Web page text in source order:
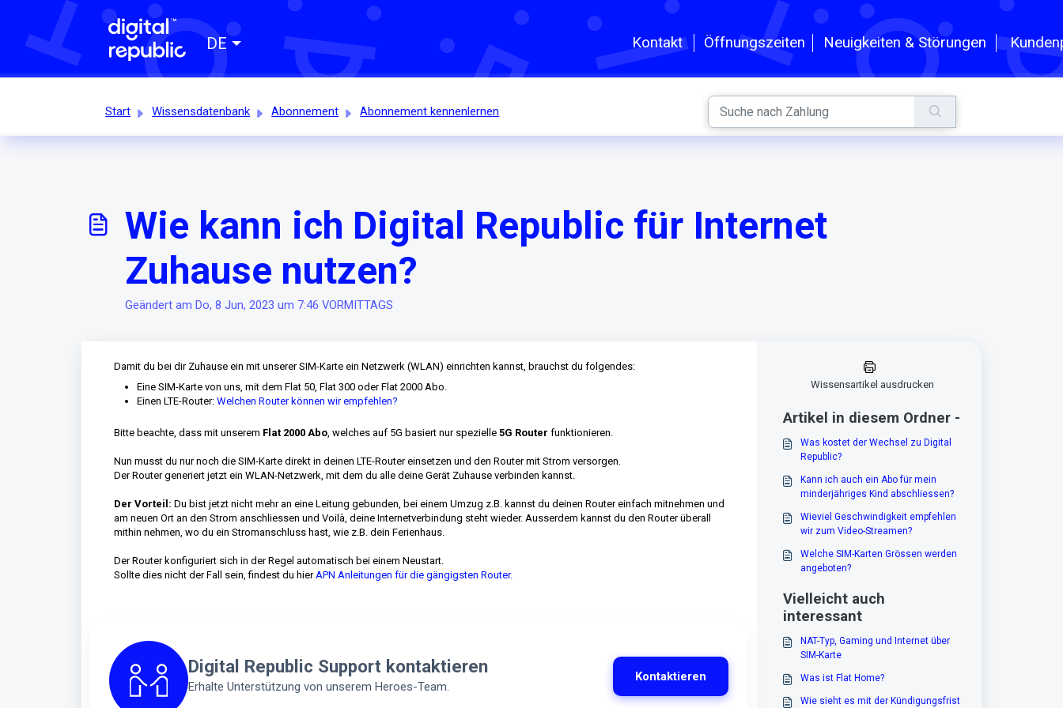
Zum hauptsächlichen Inhalt gehen
Kontakt Öffnungszeiten Neuigkeiten & Störungen
DE
Start Wissensdatenbank Abonnement Abonnement kennenlernen
Wie kann ich Digital Republic für Internet
Zuhause nutzen?
Geändert am Do, 8 Jun, 2023 um 7:46 VORMITTAGS
Damit du bei dir Zuhause ein mit unserer SIM-Karte ein Netzwerk (WLAN) einrichten kannst, brauchst du folgendes:
Eine SIM-Karte von uns, mit dem Flat 50, Flat 300 oder Flat 2000 Abo.
Einen LTE-Router:Welchen Router können wir empfehlen?
Bitte beachte, dass mit unserem Flat 2000 Abo, welches auf 5G basiert nur spezielle 5G Router funktionieren.
Nun musst du nur noch die SIM-Karte direkt in deinen LTE-Router einsetzen und den Router mit Strom versorgen.
Der Router generiert jetzt ein WLAN-Netzwerk, mit dem du alle deine Gerät Zuhause verbinden kannst.
Der Vorteil: Du bist jetzt nicht mehr an eine Leitung gebunden, bei einem Umzug z.B. kannst du deinen Router einfach mitnehmen und
am neuen Ort an den Strom anschliessen und Voilà, deine Internetverbindung steht wieder. Ausserdem kannst du den Router überall
mithin nehmen, wo du ein Stromanschluss hast, wie z.B. dein Ferienhaus.
Der Router konfiguriert sich in der Regel automatisch bei einem Neustart.
Sollte dies nicht der Fall sein, findest du hier APN Anleitungen für die gängigsten Router.
Digital Republic Support kontaktieren
Erhalte Unterstützung von unserem Heroes-Team.
Kontaktieren
Wissensartikel ausdrucken
Artikel in diesem Ordner -
Was kostet der Wechsel zu Digital
Republic?
Kann ich auch ein Abo für mein
minderjähriges Kind abschliessen?
Wieviel Geschwindigkeit empfehlen
wir zum Video-Streamen?
Welche SIM-Karten Grössen werden
angeboten?
Vielleicht auch
interessant
NAT-Typ, Gaming und Internet über
SIM-Karte
Was ist Flat Home?
Wie sieht es mit der Kündigungsfrist